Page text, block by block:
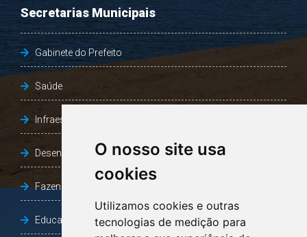
O nosso site usa
cookies
Utilizamos cookies e outras
tecnologias de medição para
Secretarias Municipais
Gabinete do Prefeito
Saúde
Infraestrutura, Agricultura e Meio Ambiente
Desenvolvimento Social
Fazenda e Desenvolvimento Econômico
Educação